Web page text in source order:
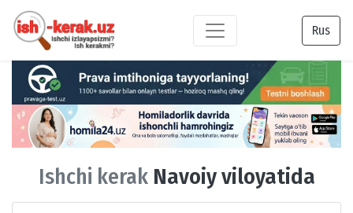
Rus
Ishchi kerak Navoiy viloyatida